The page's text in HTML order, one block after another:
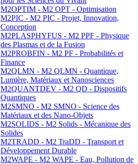
M2OPTIM - M2 OPT - Optimisation
M2PIC - M2 PIC - Projet, Innovation,
Conception
M2PLASPHYFUS - M2 PPF - Physique
des Plasmas et de la Fusion
M2PROBFIN - M2 PF - Probabilités et
Finance
M2QLMN - M2 QLMN - Quantique,
Lumière, Matériaux et Nanosciences
M2QUANTDEV - M2 QD - Dispositifs
Quantiques
M2SMNO - M2 SMNO - Science des
Matériaux et des Nano-Objets
M2SOLIDS - M2 Solids - Mécanique des
Solides
M2TRADD - M2 TraDD - Transport et
Développement Durable
M2WAPE - M2 WAPE - Eau, Pollution de